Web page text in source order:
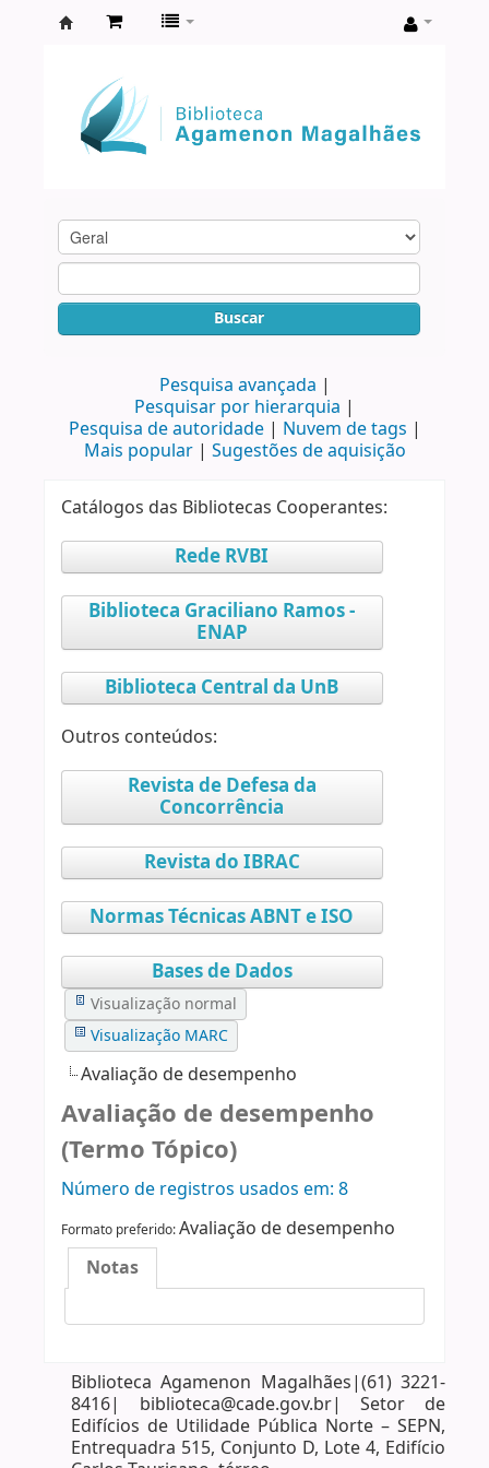
Agamenon
Magalhães
Buscar
Pesquisa avançada
Pesquisar por hierarquia
Pesquisa de autoridade
Nuvem de tags
Mais popular
Sugestões de aquisição
Catálogos das Bibliotecas Cooperantes:
Rede RVBI
Biblioteca Graciliano Ramos -
ENAP
Biblioteca Central da UnB
Outros conteúdos:
Revista de Defesa da
Concorrência
Revista do IBRAC
Normas Técnicas ABNT e ISO
Bases de Dados
Visualização normal
Visualização MARC
Avaliação de desempenho
Avaliação de desempenho
(Termo Tópico)
Número de registros usados ​​em: 8
Formato preferido:Avaliação de desempenho
Notas
Biblioteca Agamenon Magalhães|(61) 3221-
8416| biblioteca@cade.gov.br| Setor de
Edifícios de Utilidade Pública Norte – SEPN,
Entrequadra 515, Conjunto D, Lote 4, Edifício